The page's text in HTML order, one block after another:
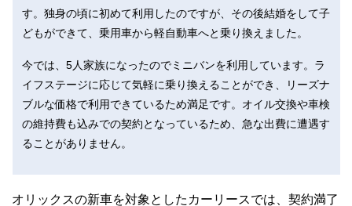
す。独身の頃に初めて利用したのですが、その後結婚をして子
どもができて、乗用車から軽自動車へと乗り換えました。
今では、5人家族になったのでミニバンを利用しています。ラ
イフステージに応じて気軽に乗り換えることができ、リーズナ
ブルな価格で利用できているため満足です。オイル交換や車検
の維持費も込みでの契約となっているため、急な出費に遭遇す
ることがありません。
オリックスの新車を対象としたカーリースでは、契約満了